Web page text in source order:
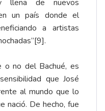
llena de nuevos
un país donde el
a artistas
[9].
o no del Bachué, es
que José
al mundo que lo
nació. De hecho, fue